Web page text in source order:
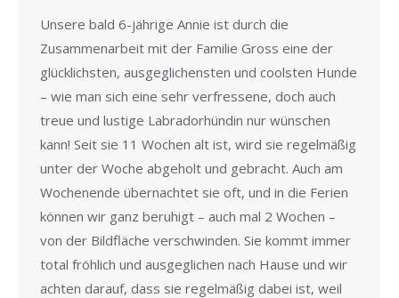
Unsere bald 6-jährige Annie ist durch die
Zusammenarbeit mit der Familie Gross eine der
glücklichsten, ausgeglichensten und coolsten Hunde
– wie man sich eine sehr verfressene, doch auch
treue und lustige Labradorhündin nur wünschen
kann! Seit sie 11 Wochen alt ist, wird sie regelmäßig
unter der Woche abgeholt und gebracht. Auch am
Wochenende übernachtet sie oft, und in die Ferien
können wir ganz beruhigt – auch mal 2 Wochen –
von der Bildfläche verschwinden. Sie kommt immer
total fröhlich und ausgeglichen nach Hause und wir
achten darauf, dass sie regelmäßig dabei ist, weil